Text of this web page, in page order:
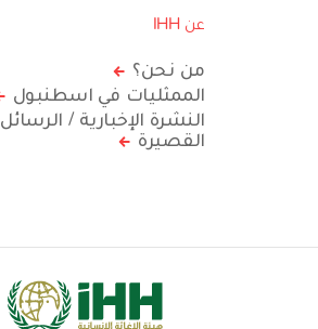
عن IHH
من نحن؟
الممثليات في اسطنبول
النشرة الإخبارية / الرسائل
القصيرة